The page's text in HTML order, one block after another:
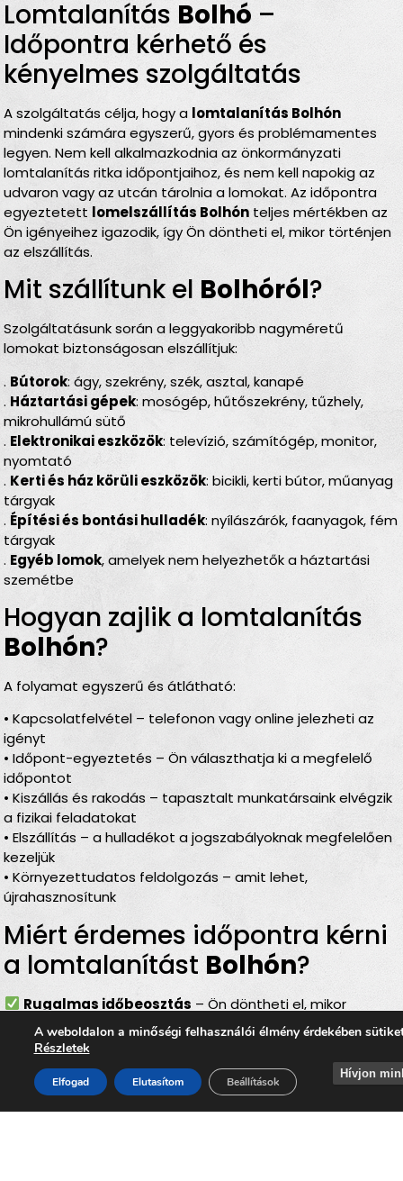
Lomtalanítás Bolhó –
Időpontra kérhető és
kényelmes szolgáltatás
A szolgáltatás célja, hogy a lomtalanítás Bolhón
mindenki számára egyszerű, gyors és problémamentes
legyen. Nem kell alkalmazkodnia az önkormányzati
lomtalanítás ritka időpontjaihoz, és nem kell napokig az
udvaron vagy az utcán tárolnia a lomokat. Az időpontra
egyeztetett lomelszállítás Bolhón teljes mértékben az
Ön igényeihez igazodik, így Ön döntheti el, mikor történjen
az elszállítás.
Mit szállítunk el Bolhóról?
Szolgáltatásunk során a leggyakoribb nagyméretű
lomokat biztonságosan elszállítjuk:
. Bútorok: ágy, szekrény, szék, asztal, kanapé
. Háztartási gépek: mosógép, hűtőszekrény, tűzhely,
mikrohullámú sütő
. Elektronikai eszközök: televízió, számítógép, monitor,
nyomtató
. Kerti és ház körüli eszközök: bicikli, kerti bútor, műanyag
tárgyak
. Építési és bontási hulladék: nyílászárók, faanyagok, fém
tárgyak
. Egyéb lomok, amelyek nem helyezhetők a háztartási
szemétbe
Hogyan zajlik a lomtalanítás
Bolhón?
A folyamat egyszerű és átlátható:
• Kapcsolatfelvétel – telefonon vagy online jelezheti az
igényt
• Időpont-egyeztetés – Ön választhatja ki a megfelelő
időpontot
• Kiszállás és rakodás – tapasztalt munkatársaink elvégzik
a fizikai feladatokat
• Elszállítás – a hulladékot a jogszabályoknak megfelelően
kezeljük
• Környezettudatos feldolgozás – amit lehet,
újrahasznosítunk
Miért érdemes időpontra kérni
a lomtalanítást Bolhón?
Rugalmas időbeosztás – Ön döntheti el, mikor
történjen a lomelszállítás Bolhón
Komplett szolgáltatás
– rakodás, szállítás és
Bírságmentes megoldás – nem kell közterületre
A weboldalon a minőségi felhasználói élmény érdekében
Részletek
Elfogad Elutasítom Beállítások
Hívjon